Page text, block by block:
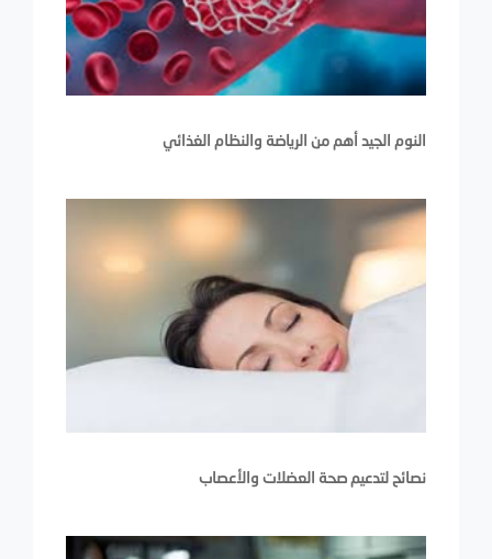
النوم الجيد أهم من الرياضة والنظام الغذائي
نصائح لتدعيم صحة العضلات والأعصاب